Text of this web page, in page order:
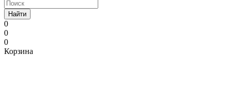
Найти
0
0
0
Корзина